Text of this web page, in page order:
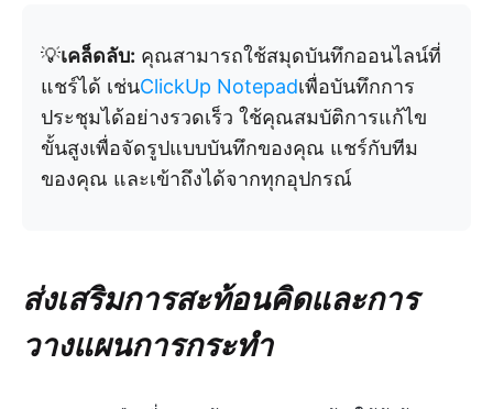
💡เคล็ดลับ: คุณสามารถใช้สมุดบันทึกออนไลน์ที่
แชร์ได้ เช่นClickUp Notepadเพื่อบันทึกการ
ประชุมได้อย่างรวดเร็ว ใช้คุณสมบัติการแก้ไข
ขั้นสูงเพื่อจัดรูปแบบบันทึกของคุณ แชร์กับทีม
ของคุณ และเข้าถึงได้จากทุกอุปกรณ์
ส่งเสริมการสะท้อนคิดและการ
วางแผนการกระทำ